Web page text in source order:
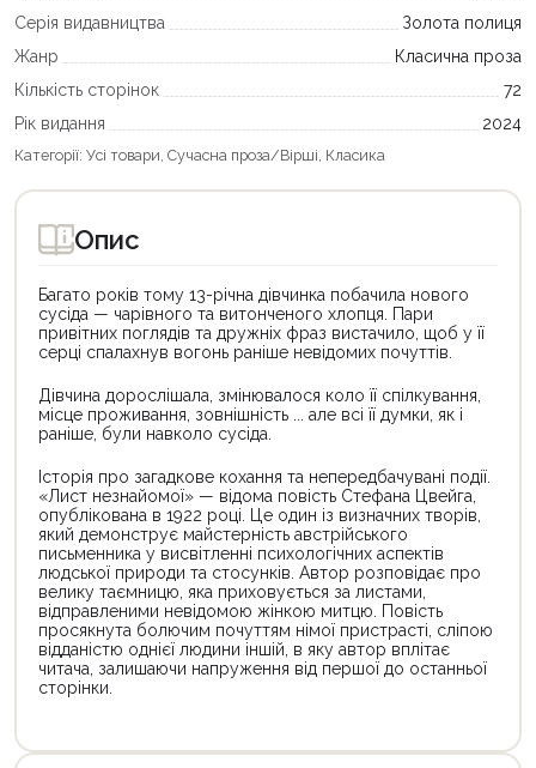
Серія видавництва
Золота полиця
Жанр
Класична проза
Кількість сторінок
72
Рік видання
2024
Категорії: Усі товари, Сучасна проза/Вірші, Класика
Опис
Багато років тому 13-річна дівчинка побачила нового
сусіда — чарівного та витонченого хлопця. Пари
привітних поглядів та дружніх фраз вистачило, щоб у її
серці спалахнув вогонь раніше невідомих почуттів.
Дівчина дорослішала, змінювалося коло її спілкування,
місце проживання, зовнішність ... але всі її думки, як і
раніше, були навколо сусіда.
Історія про загадкове кохання та непередбачувані події.
«Лист незнайомої» — відома повість Стефана Цвейга,
опублікована в 1922 році. Це один із визначних творів,
який демонструє майстерність австрійського
письменника у висвітленні психологічних аспектів
людської природи та стосунків. Автор розповідає про
велику таємницю, яка приховується за листами,
відправленими невідомою жінкою митцю. Повість
просякнута болючим почуттям німої пристрасті, сліпою
відданістю однієї людини іншій, в яку автор вплітає
читача, залишаючи напруження від першої до останньої
сторінки.
товар
товар